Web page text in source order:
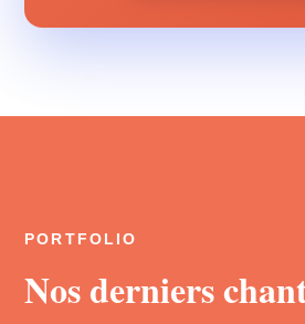
PORTFOLIO
Nos derniers